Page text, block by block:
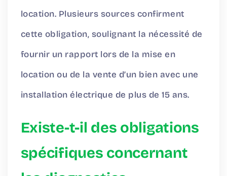
location. Plusieurs sources confirment
cette obligation, soulignant la nécessité de
fournir un rapport lors de la mise en
location ou de la vente d’un bien avec une
installation électrique de plus de 15 ans.
Existe-t-il des obligations
spécifiques concernant